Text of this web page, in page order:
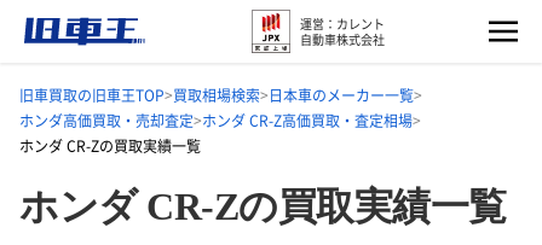
運営：カレント
自動車株式会社
旧車買取の旧車王TOP 買取相場検索 日本車のメーカー一覧
ホンダ高価買取・売却査定 ホンダ CR-Z高価買取・査定相場
ホンダ CR-Zの買取実績一覧
ホンダ CR-Zの買取実績一覧